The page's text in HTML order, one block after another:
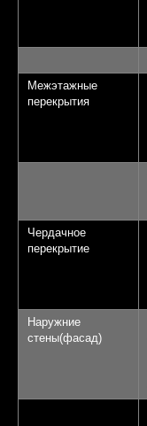
Межэтажные
перекрытия
Чердачное
перекрытие
Наружние
стены(фасад)